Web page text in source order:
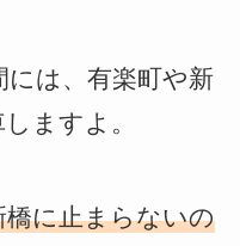
は、有楽町や新
ますよ。
橋に止まらないの